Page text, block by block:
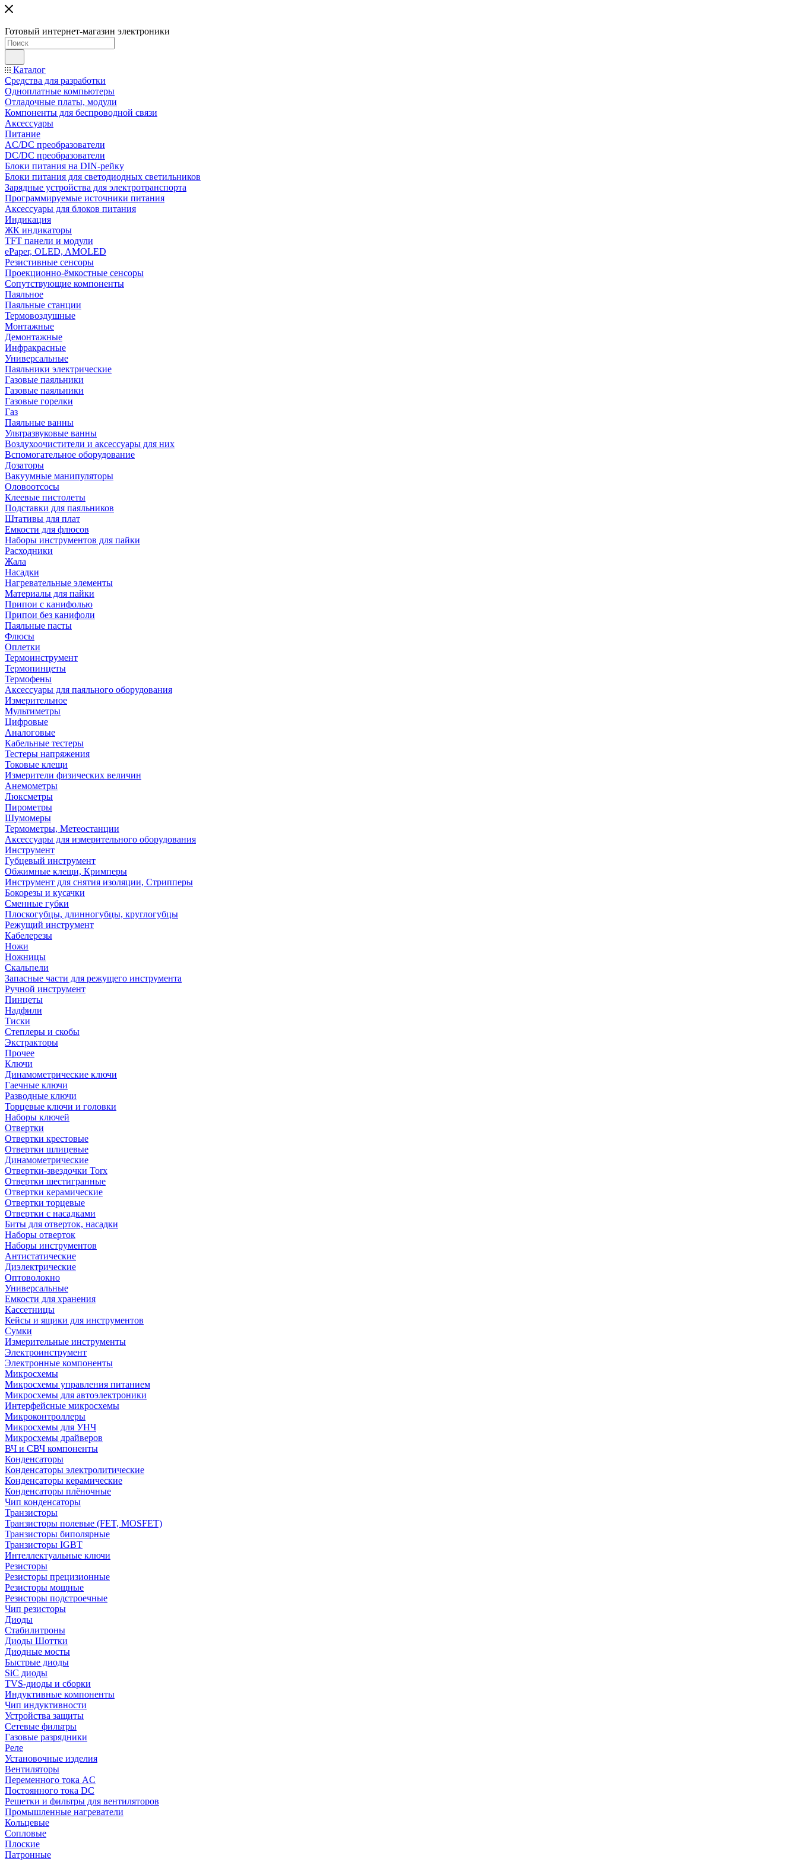
Готовый интернет-магазин электроники
Каталог
Средства для разработки
Одноплатные компьютеры
Отладочные платы, модули
Компоненты для беспроводной связи
Аксессуары
Питание
AC/DC преобразователи
DC/DC преобразователи
Блоки питания на DIN-рейку
Блоки питания для светодиодных светильников
Зарядные устройства для электротранспорта
Программируемые источники питания
Аксессуары для блоков питания
Индикация
ЖК индикаторы
TFT панели и модули
ePaper, OLED, AMOLED
Резистивные сенсоры
Проекционно-ёмкостные сенсоры
Сопутствующие компоненты
Паяльное
Паяльные станции
Термовоздушные
Монтажные
Демонтажные
Инфракрасные
Универсальные
Паяльники электрические
Газовые паяльники
Газовые паяльники
Газовые горелки
Газ
Паяльные ванны
Ультразвуковые ванны
Воздухоочистители и аксессуары для них
Вспомогательное оборудование
Дозаторы
Вакуумные манипуляторы
Оловоотсосы
Клеевые пистолеты
Подставки для паяльников
Штативы для плат
Емкости для флюсов
Наборы инструментов для пайки
Расходники
Жала
Насадки
Нагревательные элементы
Материалы для пайки
Припои с канифолью
Припои без канифоли
Паяльные пасты
Флюсы
Оплетки
Термоинструмент
Термопинцеты
Термофены
Аксессуары для паяльного оборудования
Измерительное
Мультиметры
Цифровые
Аналоговые
Кабельные тестеры
Тестеры напряжения
Токовые клещи
Измерители физических величин
Анемометры
Люксметры
Пирометры
Шумомеры
Термометры, Метеостанции
Аксессуары для измерительного оборудования
Инструмент
Губцевый инструмент
Обжимные клещи, Кримперы
Инструмент для снятия изоляции, Стрипперы
Бокорезы и кусачки
Сменные губки
Плоскогубцы, длинногубцы, круглогубцы
Режущий инструмент
Кабелерезы
Ножи
Ножницы
Скальпели
Запасные части для режущего инструмента
Ручной инструмент
Пинцеты
Надфили
Тиски
Степлеры и скобы
Экстракторы
Прочее
Ключи
Динамометрические ключи
Гаечные ключи
Разводные ключи
Торцевые ключи и головки
Наборы ключей
Отвертки
Отвертки крестовые
Отвертки шлицевые
Динамометрические
Отвертки-звездочки Torx
Отвертки шестигранные
Отвертки керамические
Отвертки торцевые
Отвертки с насадками
Биты для отверток, насадки
Наборы отверток
Наборы инструментов
Антистатические
Диэлектрические
Оптоволокно
Универсальные
Емкости для хранения
Кассетницы
Кейсы и ящики для инструментов
Сумки
Измерительные инструменты
Электроинструмент
Электронные компоненты
Микросхемы
Микросхемы управления питанием
Микросхемы для автоэлектроники
Интерфейсные микросхемы
Микроконтроллеры
Микросхемы для УНЧ
Микросхемы драйверов
ВЧ и СВЧ компоненты
Конденсаторы
Конденсаторы электролитические
Конденсаторы керамические
Конденсаторы плёночные
Чип конденсаторы
Транзисторы
Транзисторы полевые (FET, MOSFET)
Транзисторы биполярные
Транзисторы IGBT
Интеллектуальные ключи
Резисторы
Резисторы прецизионные
Резисторы мощные
Резисторы подстроечные
Чип резисторы
Диоды
Стабилитроны
Диоды Шоттки
Диодные мосты
Быстрые диоды
SiC диоды
TVS-диоды и сборки
Индуктивные компоненты
Чип индуктивности
Устройства защиты
Сетевые фильтры
Газовые разрядники
Реле
Установочные изделия
Вентиляторы
Переменного тока AC
Постоянного тока DC
Решетки и фильтры для вентиляторов
Промышленные нагреватели
Кольцевые
Сопловые
Плоские
Патронные